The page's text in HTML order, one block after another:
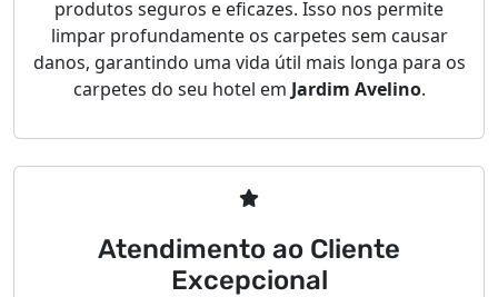
produtos seguros e eficazes. Isso nos permite
limpar profundamente os carpetes sem causar
danos, garantindo uma vida útil mais longa para os
carpetes do seu hotel em Jardim Avelino.
Atendimento ao Cliente
Excepcional